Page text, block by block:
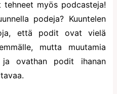
myös podcasteja!
podeja? Kuuntelen
että podit ovat vielä
mutta muutamia
ovathan podit ihanan